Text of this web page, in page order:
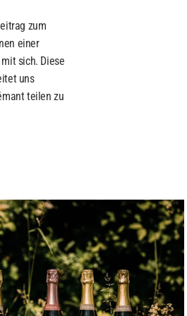
zum
einer
sich. Diese
uns
teilen zu